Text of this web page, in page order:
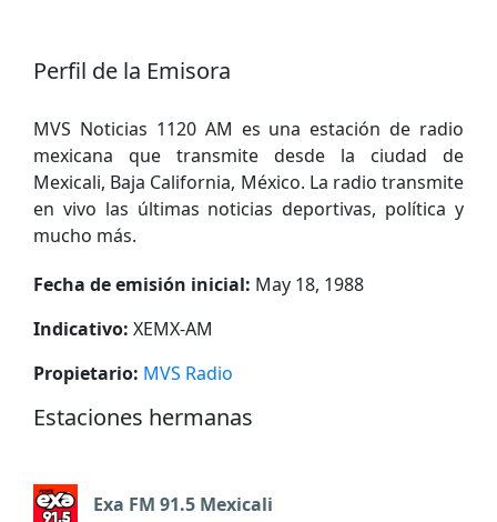
Perfil de la Emisora
MVS Noticias 1120 AM es una estación de radio
mexicana que transmite desde la ciudad de
Mexicali, Baja California, México. La radio transmite
en vivo las últimas noticias deportivas, política y
mucho más.
Fecha de emisión inicial: May 18, 1988
Indicativo: XEMX-AM
Propietario: MVS Radio
Estaciones hermanas
Exa FM 91.5 Mexicali